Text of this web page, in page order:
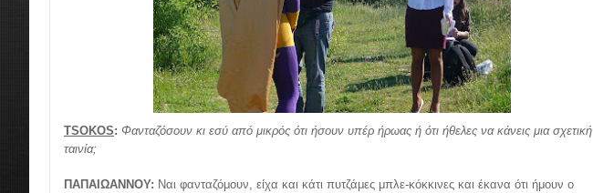
TSOKOS: Φανταζόσουν κι εσύ από μικρός ότι ήσουν υπέρ ήρωας ή ότι ήθελες να κάνεις μια σχετική
ταινία;
ΠΑΠΑΙΩΑΝΝΟΥ: Ναι φανταζόμουν, είχα και κάτι πυτζάμες μπλε-κόκκινες και έκανα ότι ήμουν ο